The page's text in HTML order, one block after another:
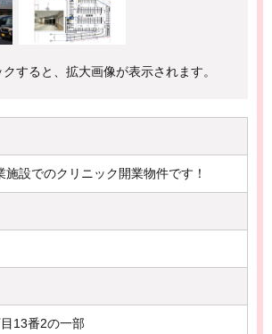
すると、拡大画像が表示されます。
施設でのクリニック開業物件です！
13番2の一部